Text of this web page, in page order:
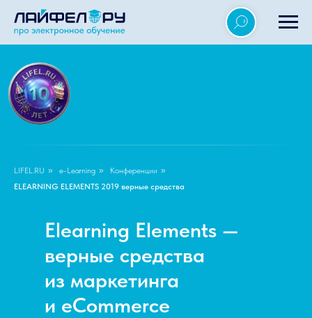
LIFEL.RU » e-Learning » Конференции »
ELEARNING ELEMENTS 2019 верные средства
Elearning Elements —
верные средства
из маркетинга
и eCommerce